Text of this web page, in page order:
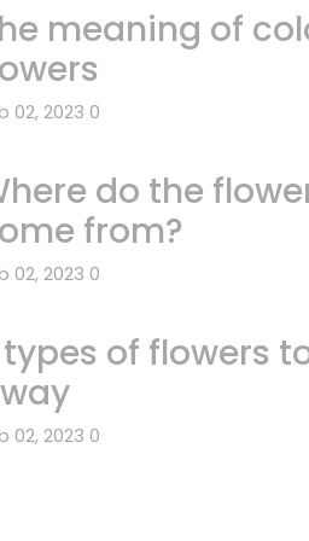
meaning of
02, 2023 0
do the
from?
02, 2023 0
types of flowers
02, 2023 0